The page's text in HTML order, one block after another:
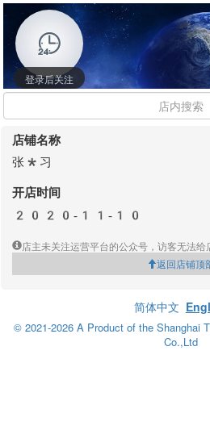
登录后关注
店铺名称
张*习
开店时间
2020-11-10
店主未关注运营平台的公众号，访客无法给
返回店铺顶
简体中文
© 2021-2026 A Product of the Shanghai
Co.,Ltd